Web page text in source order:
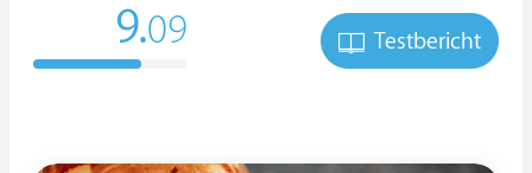
9.09 Testbericht